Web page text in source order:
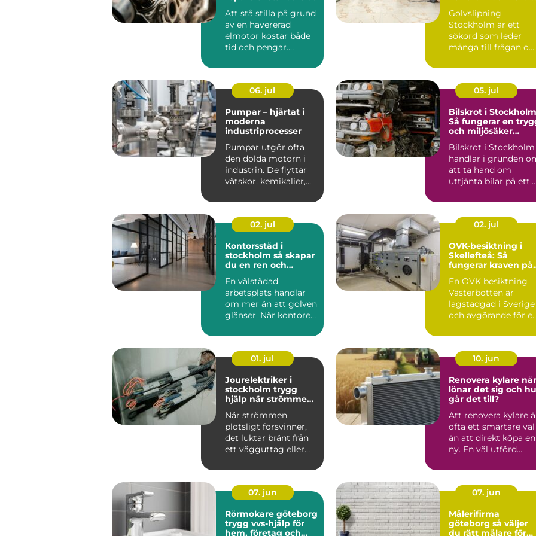
Att stå stilla på grund
av en havererad
elmotor kostar både
tid och pengar.
trasig...
Golvslipning
Stockholm är ett
sökord som leder
många till frågan om
nytt liv utan...
06. jul
Pumpar – hjärtat i
moderna
industriprocesser
Pumpar utgör ofta
den dolda motorn i
industrin. De flyttar
vätskor, kemikalier,
05. jul
Bilskrot i
Så fungerar en
och miljösäker
Bilskrot i Stockholm
handlar i grunden
att ta hand om
uttjänta bilar på ett
02. jul
Kontorsstäd i
stockholm så skapar
du en ren och
En välstädad
arbetsplats handlar
om mer än att golven
glänser. När kontoret
strukturerat...
02. jul
OVK-besiktning i
Skellefteå: Så
fungerar kraven på
En OVK besiktning
Västerbotten är
lagstadgad i Sverige
och avgörande för
01. jul
Jourelektriker i
stockholm trygg
hjälp när strömmen
När strömmen
plötsligt försvinner,
det luktar bränt från
ett vägguttag eller
om...
10. jun
Renovera kylare när
lönar det sig och
går det till?
Att renovera kylare
ofta ett smartare val
än att direkt köpa en
ny. En väl utförd
07. jun
Rörmokare göteborg
trygg vvs-hjälp för
hem, företag och
07. jun
Målerifirma
göteborg så väljer
du rätt målare för